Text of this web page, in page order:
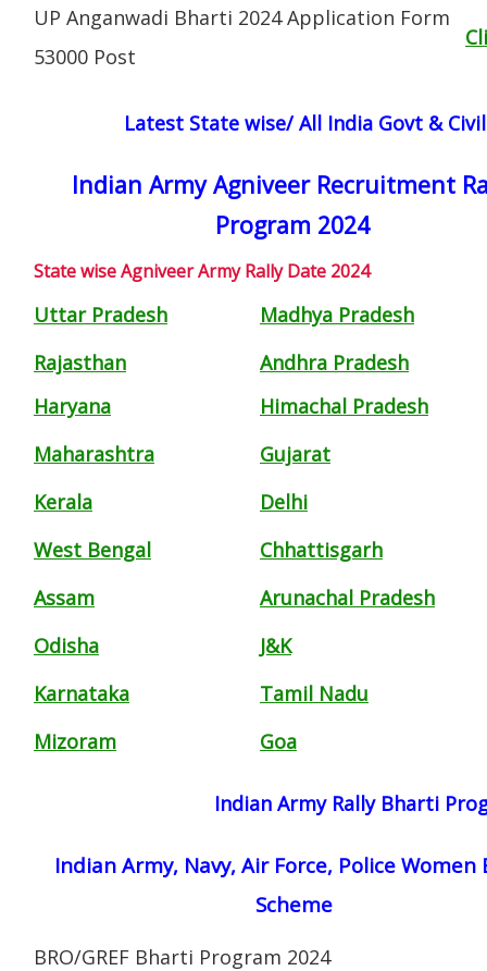
UP Anganwadi Bharti 2024 Application Form
53000 Post
Latest State wise/ All India Govt &
Indian Army Agniveer Recruitment
Program 2024
State wise Agniveer Army Rally Date 2024
Uttar Pradesh
Madhya Pradesh
Rajasthan
Andhra Pradesh
Haryana
Himachal Pradesh
Maharashtra
Gujarat
Kerala
Delhi
West Bengal
Chhattisgarh
Assam
Arunachal Pradesh
Odisha
J&K
Karnataka
Tamil Nadu
Mizoram
Goa
Indian Army Rally Bharti
Indian Army, Navy, Air Force, Police Women
Scheme
BRO/GREF Bharti Program 2024